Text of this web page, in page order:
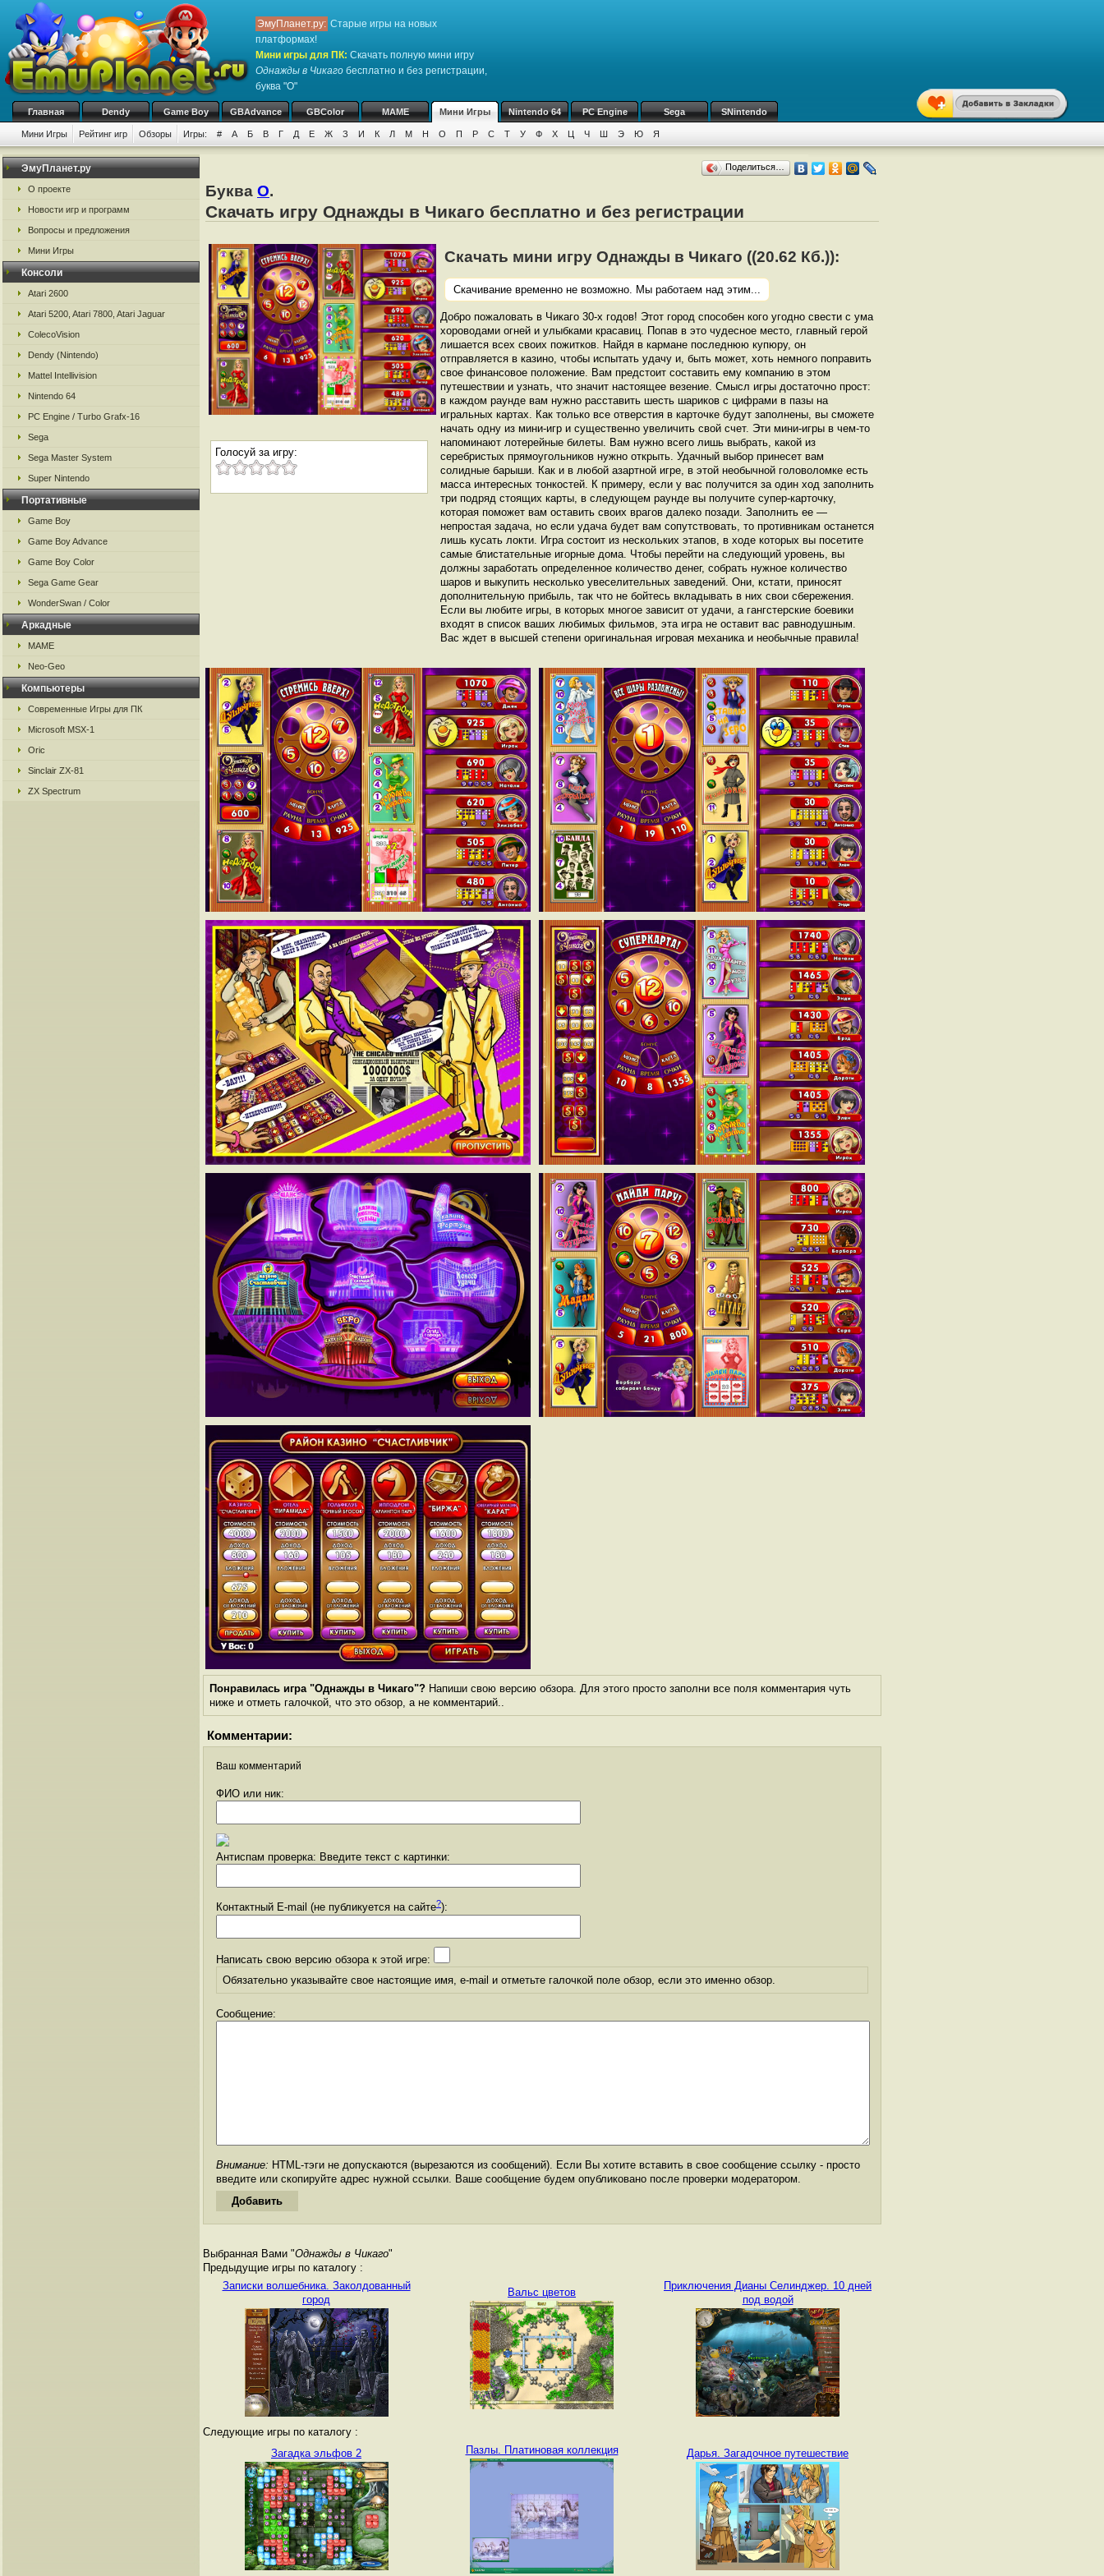
ЭмуПланет.ру: Старые игры на новых
платформах!
Мини игры для ПК: Скачать полную мини игру
Однажды в Чикаго бесплатно и без регистрации,
буква "О"
Главная Dendy Game Boy GBAdvance GBColor MAME Мини Игры Nintendo 64 PC Engine Sega SNintendo
Мини Игры Рейтинг игр Обзоры Игры: # А Б В Г Д Е Ж З И К Л М Н О П Р С Т У Ф Х Ц Ч Ш Э Ю Я
ЭмуПланет.ру
О проекте
Новости игр и программ
Вопросы и предложения
Мини Игры
Консоли
Atari 2600
Atari 5200, Atari 7800, Atari Jaguar
ColecoVision
Dendy (Nintendo)
Mattel Intellivision
Nintendo 64
PC Engine / Turbo Grafx-16
Sega
Sega Master System
Super Nintendo
Портативные
Game Boy
Game Boy Advance
Game Boy Color
Sega Game Gear
WonderSwan / Color
Аркадные
MAME
Neo-Geo
Компьютеры
Современные Игры для ПК
Microsoft MSX-1
Oric
Sinclair ZX-81
ZX Spectrum
Поделиться…
Буква О.
Скачать игру Однажды в Чикаго бесплатно и без регистрации
Голосуй за игру:
Скачать мини игру Однажды в Чикаго ((20.62 Кб.)):
Скачивание временно не возможно. Мы работаем над этим...
Добро пожаловать в Чикаго 30-х годов! Этот город способен кого угодно свести с ума
хороводами огней и улыбками красавиц. Попав в это чудесное место, главный герой
лишается всех своих пожитков. Найдя в кармане последнюю купюру, он
отправляется в казино, чтобы испытать удачу и, быть может, хоть немного поправить
свое финансовое положение. Вам предстоит составить ему компанию в этом
путешествии и узнать, что значит настоящее везение. Смысл игры достаточно прост:
в каждом раунде вам нужно расставить шесть шариков с цифрами в пазы на
игральных картах. Как только все отверстия в карточке будут заполнены, вы сможете
начать одну из мини-игр и существенно увеличить свой счет. Эти мини-игры в чем-то
напоминают лотерейные билеты. Вам нужно всего лишь выбрать, какой из
серебристых прямоугольников нужно открыть. Удачный выбор принесет вам
солидные барыши. Как и в любой азартной игре, в этой необычной головоломке есть
масса интересных тонкостей. К примеру, если у вас получится за один ход заполнить
три подряд стоящих карты, в следующем раунде вы получите супер-карточку,
которая поможет вам оставить своих врагов далеко позади. Заполнить ее —
непростая задача, но если удача будет вам сопутствовать, то противникам останется
лишь кусать локти. Игра состоит из нескольких этапов, в ходе которых вы посетите
самые блистательные игорные дома. Чтобы перейти на следующий уровень, вы
должны заработать определенное количество денег, собрать нужное количество
шаров и выкупить несколько увеселительных заведений. Они, кстати, приносят
дополнительную прибыль, так что не бойтесь вкладывать в них свои сбережения.
Если вы любите игры, в которых многое зависит от удачи, а гангстерские боевики
входят в список ваших любимых фильмов, эта игра не оставит вас равнодушным.
Вас ждет в высшей степени оригинальная игровая механика и необычные правила!
Понравилась игра "Однажды в Чикаго"? Напиши свою версию обзора. Для этого просто заполни все поля комментария чуть
ниже и отметь галочкой, что это обзор, а не комментарий..
Комментарии:
Ваш комментарий
ФИО или ник:
Антиспам проверка: Введите текст с картинки:
Контактный E-mail (не публикуется на сайте?):
Написать свою версию обзора к этой игре:
Обязательно указывайте свое настоящие имя, e-mail и отметьте галочкой поле обзор, если это именно обзор.
Сообщение:
Внимание: HTML-тэги не допускаются (вырезаются из сообщений). Если Вы хотите вставить в свое сообщение ссылку - просто
введите или скопируйте адрес нужной ссылки. Ваше сообщение будем опубликовано после проверки модератором.
Выбранная Вами "Однажды в Чикаго"
Предыдущие игры по каталогу :
Записки волшебника. Заколдованный
город
Вальс цветов
Приключения Дианы Селинджер. 10 дней
под водой
Следующие игры по каталогу :
Загадка эльфов 2
Пазлы. Платиновая коллекция Дарья. Загадочное путешествие